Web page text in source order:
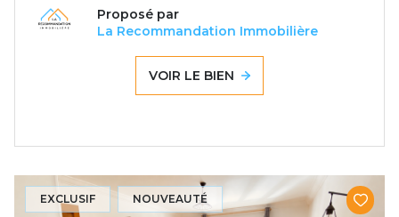
Proposé par
La Recommandation Immobilière
VOIR LE BIEN
EXCLUSIF NOUVEAUTÉ